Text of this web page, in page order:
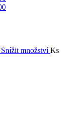
Snížit množstvíKs